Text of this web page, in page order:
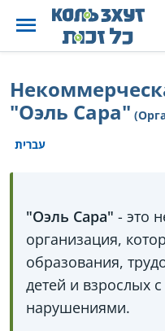
"Оэль Сара"
עברית
"Оэль Сара" - это
организация,
образования,
детей и взрослых
нарушениями.